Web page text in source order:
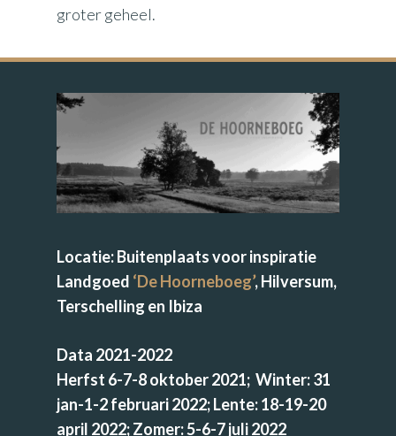
groter geheel.
Locatie: Buitenplaats voor inspiratie
Landgoed ‘De Hoorneboeg’, Hilversum,
Terschelling en Ibiza
Data 2021-2022
Herfst 6-7-8 oktober 2021; Winter: 31
jan-1-2 februari 2022; Lente: 18-19-20
april 2022; Zomer: 5-6-7 juli 2022